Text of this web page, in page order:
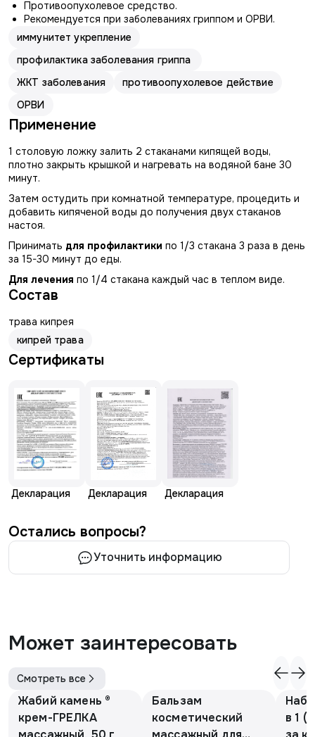
Противоопухолевое средство.
Рекомендуется при заболеваниях гриппом и ОРВИ.
иммунитет укрепление
профилактика заболевания гриппа
ЖКТ заболевания
противоопухолевое действие
ОРВИ
Применение
1 столовую ложку залить 2 стаканами кипящей воды,
плотно закрыть крышкой и нагревать на водяной бане 30
минут.
Затем остудить при комнатной температуре, процедить и
добавить кипяченой воды до получения двух стаканов
настоя.
Принимать для профилактики по 1/3 стакана 3 раза в день
за 15-30 минут до еды.
Для лечения по 1/4 стакана каждый час в теплом виде.
Состав
трава кипрея
кипрей трава
Сертификаты
Декларация Декларация Декларация
Остались вопросы?
Уточнить информацию
Может заинтересовать
Смотреть все
Жабий камень ®
крем-ГРЕЛКА
Бальзам
косметический
в 1